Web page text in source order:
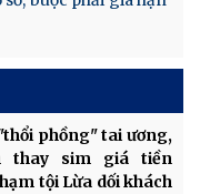
phồng" tai ương,
thay sim giá tiền
tội Lừa dối khách